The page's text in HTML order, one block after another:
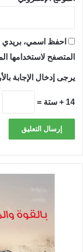
احفظ اسمي، بريدي
المتصفح لاستخدامها
يرجى إدخال الإجابة
14 + ستة =